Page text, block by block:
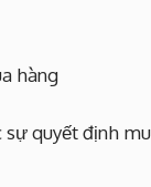
hàng
quyết định